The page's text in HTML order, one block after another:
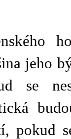
jeho
se
pokud